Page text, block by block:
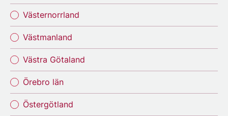
Västernorrland
Västmanland
Västra Götaland
Örebro län
Östergötland